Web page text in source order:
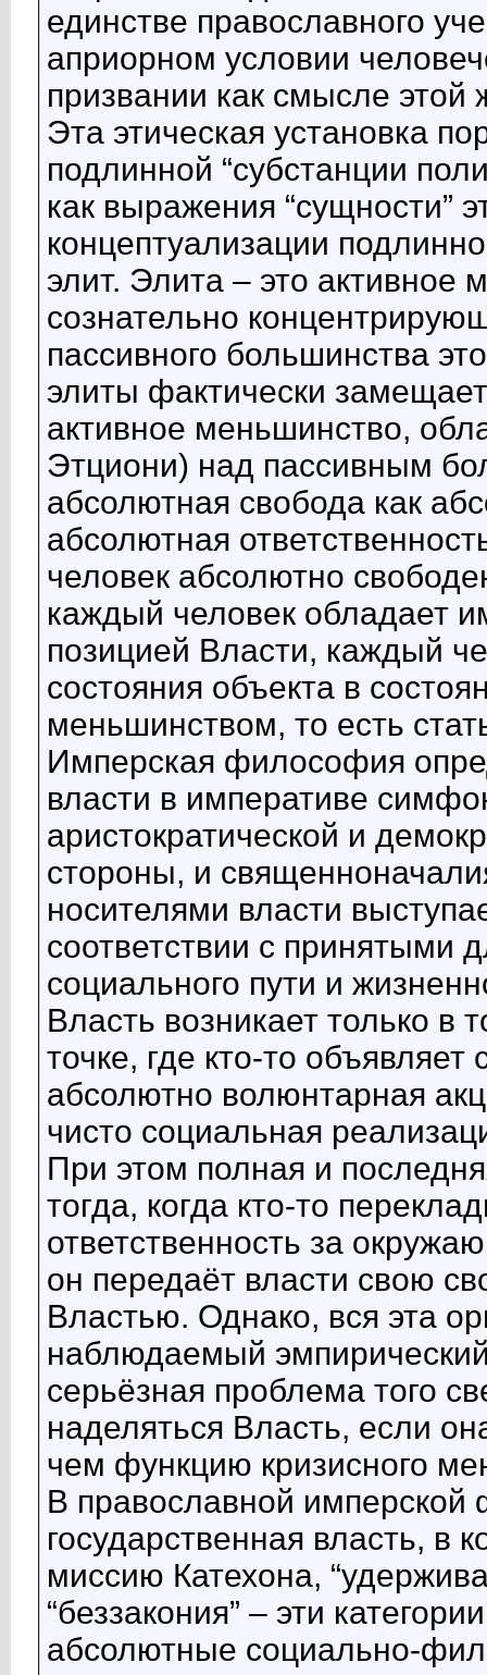
единстве православного
априорном условии
призвании как смысле этой
Эта этическая установка
подлинной “субстанции
как выражения “сущности”
концептуализации
элит. Элита – это активное
сознательно
пассивного большинства
элиты фактически
активное меньшинство,
Этциони) над пассивным
абсолютная свобода как
абсолютная
человек абсолютно
каждый человек обладает
позицией Власти, каждый
состояния объекта в
меньшинством, то есть
Имперская философия
власти в императиве
аристократической и
стороны, и
носителями власти
соответствии с принятыми
социального пути и
Власть возникает только в
точке, где кто-то
абсолютно волюнтарная
чисто социальная
При этом полная и
тогда, когда кто-то
ответственность за
он передаёт власти свою
Властью. Однако, вся эта
наблюдаемый
серьёзная проблема того
наделяться Власть, если
чем функцию кризисного
В православной
государственная власть, в
миссию Катехона,
“беззакония” – эти
абсолютные социально-